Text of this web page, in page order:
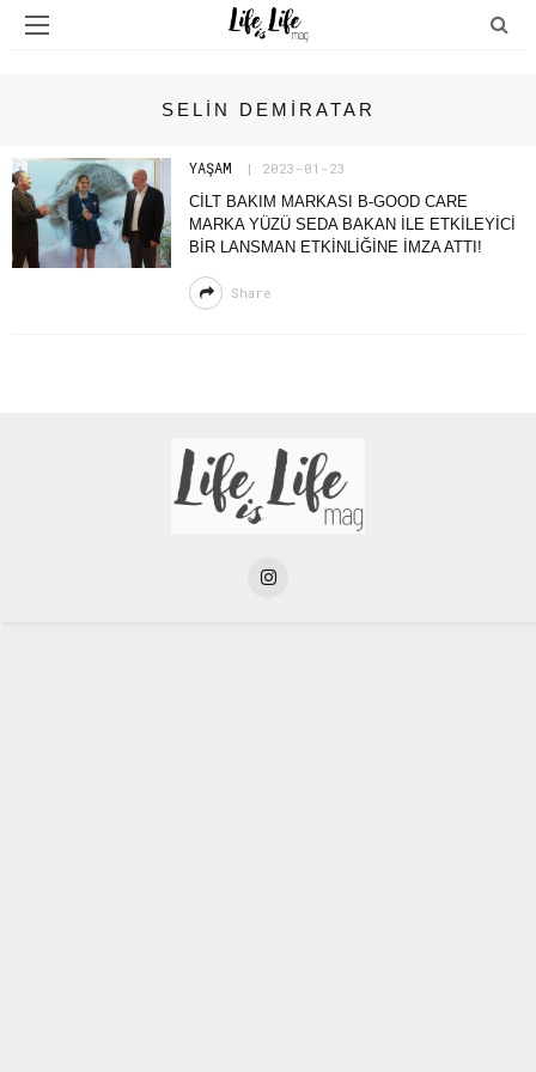
SELIN DEMIRATAR
YAŞAM
2023-01-23
CİLT BAKIM MARKASI B-GOOD CARE
MARKA YÜZÜ SEDA BAKAN İLE ETKİLEYİCİ
BİR LANSMAN ETKİNLİĞİNE İMZA ATTI!
Share